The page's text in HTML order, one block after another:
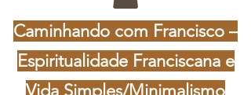
Caminhando com Francisco –
Espiritualidade Franciscana e
Vida Simples/Minimalismo